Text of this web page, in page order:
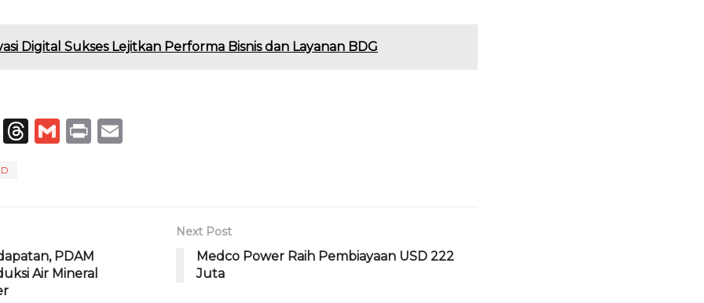
Digital Sukses Lejitkan Performa Bisnis dan Layanan BDG
T
T
s
G P
PDAM
Air Mineral
Next Post
Medco Power Raih Pembiayaan USD 222
Juta